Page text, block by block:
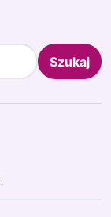
Szukaj